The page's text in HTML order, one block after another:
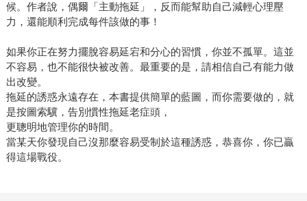
候。作者說，偶爾「主動拖延」，反而能幫助自己減輕心理壓
力，還能順利完成每件該做的事！
如果你正在努力擺脫容易延宕和分心的習慣，你並不孤單。這並
不容易，也不能很快被改善。最重要的是，請相信自己有能力做
出改變。
拖延的誘惑永遠存在，本書提供簡單的藍圖，而你需要做的，就
是按圖索驥，告別慣性拖延老症頭，
更聰明地管理你的時間。
當某天你發現自己沒那麼容易受制於這種誘惑，恭喜你，你已贏
得這場戰役。